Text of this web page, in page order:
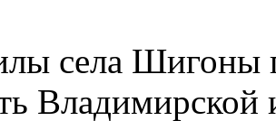
села Шигоны